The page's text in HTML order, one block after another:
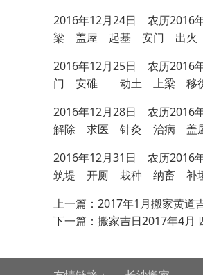
2016年12月24日 农历
梁 盖屋 起基 安门 出火
2016年12月25日 农历
门 安碓 动土 上梁 移
2016年12月28日 农历
解除 求医 针灸 治病 盖
2016年12月31日 农历
筑堤 开厕 栽种 纳畜 补
上一篇： 2017年1月搬家黄道
下一篇： 搬家吉日2017年4月